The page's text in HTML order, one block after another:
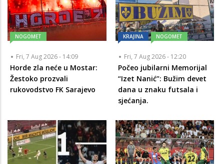
NOGOMET
Fri, 7 Aug 2026 - 14:09
Horde zla neće u Mostar:
Žestoko prozvali
rukovodstvo FK Sarajevo
KRAJINA NOGOMET
Fri, 7 Aug 2026 - 12:20
Počeo jubilarni Memorijal
“Izet Nanić”: Bužim devet
dana u znaku futsala i
sjećanja.